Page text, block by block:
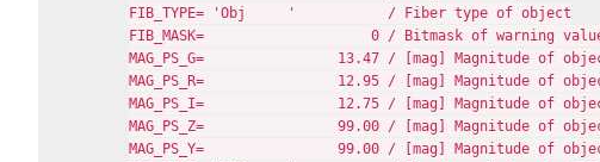
FIB_TYPE= 'Obj     '           / Fiber type of object
FIB_MASK=                    0 / Bitmask of warning
MAG_PS_G=                13.47 / [mag] Magnitude of
MAG_PS_R=                12.95 / [mag] Magnitude of
MAG_PS_I=                12.75 / [mag] Magnitude of
MAG_PS_Z=                99.00 / [mag] Magnitude of
MAG_PS_Y=                99.00 / [mag] Magnitude of